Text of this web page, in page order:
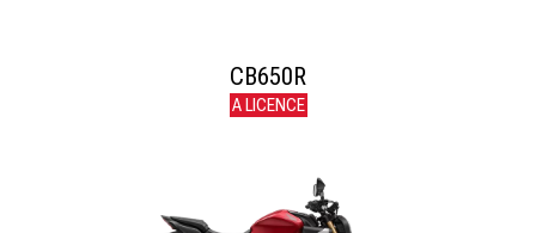
CB650R
A LICENCE